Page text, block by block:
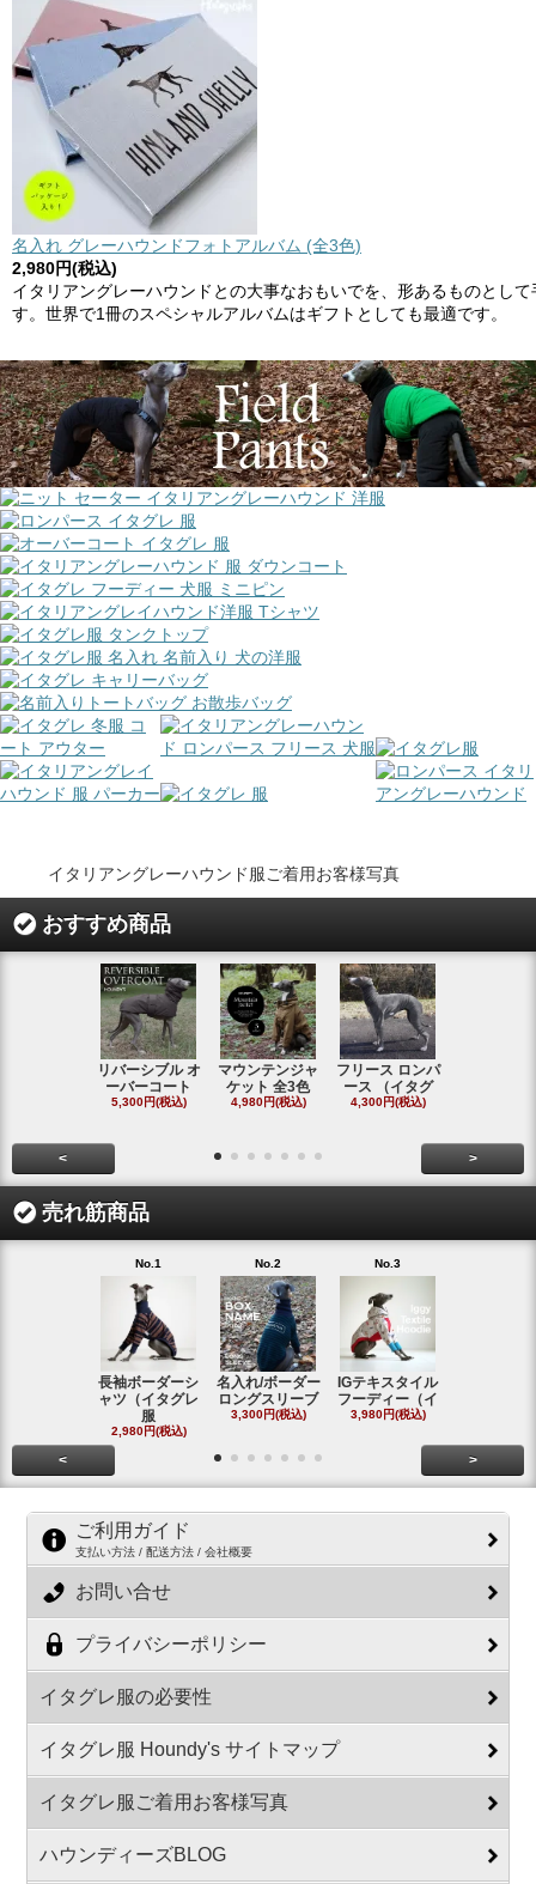
名入れ グレーハウンドフォトアルバム (全3色)
2,980円(税込)
イタリアングレーハウンドとの大事なおもいでを、形あるものとし
す。世界で1冊のスペシャルアルバムはギフトとしても最適です。
イタリアングレーハウンド服ご着用お客様写真
おすすめ商品
リバーシブル オ
ーバーコート
5,300円(税込)
マウンテンジャ
ケット 全3色
4,980円(税込)
フリース ロンパ
ース （イタグ
4,300円(税込)
< >
売れ筋商品
No.1
長袖ボーダーシ
ャツ（イタグレ
服
2,980円(税込)
No.2
名入れ/ボーダー
ロングスリーブ
3,300円(税込)
No.3
IGテキスタイル
フーディー（イ
3,980円(税込)
< >
ご利用ガイド
支払い方法 / 配送方法 / 会社概要
お問い合せ
プライバシーポリシー
イタグレ服の必要性
イタグレ服 Houndy's サイトマップ
イタグレ服ご着用お客様写真
ハウンディーズBLOG